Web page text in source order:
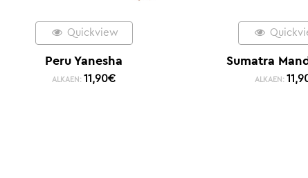
Quickview
Peru Yanesha
ALKAEN: 11,90€
Sumatra
ALKAEN: